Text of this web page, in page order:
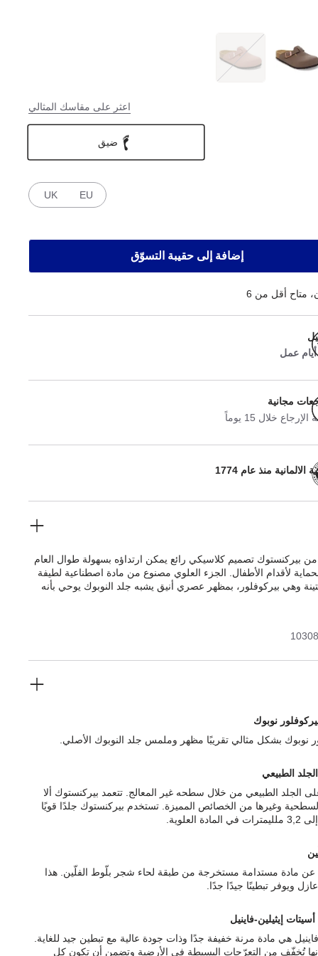
اعثر على مقاسك المثالي
ضيق
EU
UK
إضافة إلى حقيبة التسوّق
متاح أقل من 6
مجانية
خلال 15 يوماً
الالمانية منذ عام 1774
بيركنستوك تصميم كلاسيكي رائع يمكن ارتداؤه بسهولة طوال العام
لأقدام الأطفال. الجزء العلوي مصنوع من مادة اصطناعية لطيفة
وهي بيركوفلور، بمظهر عصري أنيق يشبه جلد النوبوك يوحي بأنه
نوبوك
نوبوك بشكل مثالي تقريبًا مظهر وملمس جلد النوبوك الأصلي.
الجلد الطبيعي
الجلد الطبيعي من خلال سطحه غير المعالج. تتعمد بيركنستوك ألا
السطحية وغيرها من الخصائص المميزة. تستخدم بيركنستوك جلدًا قويًا
عن مادة مستدامة مستخرجة من طبقة لحاء شجر بلّوط الفلّين. هذا
ويوفر تبطينًا جيدًا جدًا.
أسيتات إيثيلين-فاينيل
فاينيل هي مادة مرنة خفيفة جدًا وذات جودة عالية مع تبطين جيد للغاية.
تُخفّف من التعرّجات البسيطة في الأرضية وتضمن أن تكون كل